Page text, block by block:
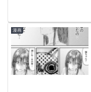
漫画